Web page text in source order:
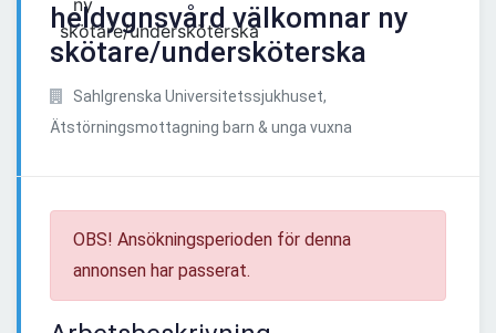
heldygnsvård välkomnar ny
skötare/undersköterska
Sahlgrenska Universitetssjukhuset,
Ätstörningsmottagning barn & unga vuxna
OBS! Ansökningsperioden för denna
annonsen har passerat.